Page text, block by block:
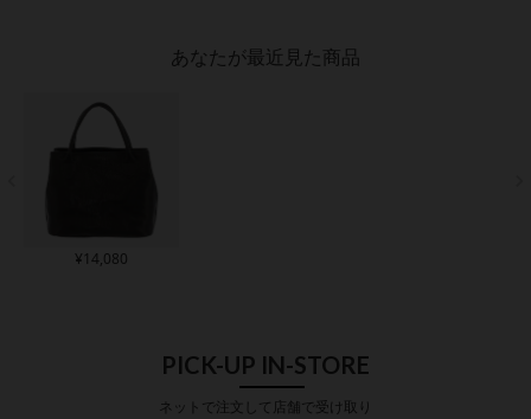
あなたが最近見た商品
¥14,080
PICK-UP IN-STORE
ネットで注文して店舗で受け取り